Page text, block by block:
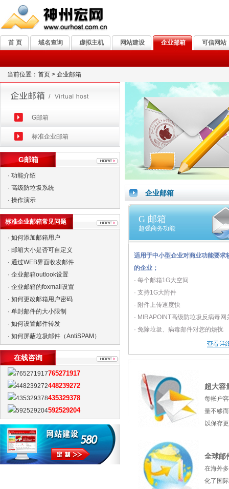
首 页 域名查询 虚拟主机 网站建设 企业邮箱 可信网站
当前位置：首页 > 企业邮箱
G邮箱
标准企业邮箱
G邮箱
· 功能介绍
· 高级防垃圾系统
· 操作演示
标准企业邮箱常见问题
· 如何添加邮箱用户
· 邮箱大小是否可自定义
· 通过WEB界面收发邮件
· 企业邮箱outlook设置
· 企业邮箱的foxmail设置
· 如何更改邮箱用户密码
· 单封邮件的大小限制
· 如何设置邮件转发
· 如何屏蔽垃圾邮件（AntiSPAM）
在线咨询
765271917
448239272
435329378
592529204
企业邮箱
G 邮箱
超强商务功能
适用于中小型企业对商业功能要求
的企业；
· 每个邮箱1G大空间
· 支持1G大附件
· 附件上传速度快
· MIRAPOINT高级防垃圾反病毒网
· 免除垃圾、病毒邮件对您的烦扰
超大容
每帐户
量不够
以保存
全球邮
在海外
化了国